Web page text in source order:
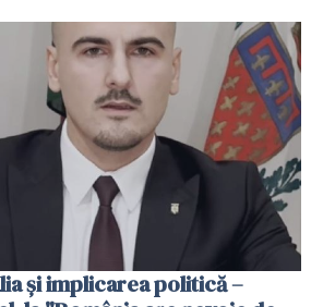
și implicarea politică –